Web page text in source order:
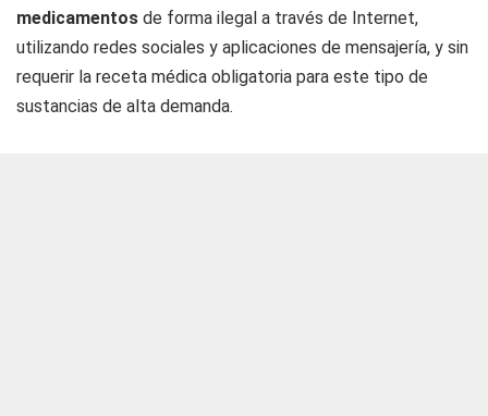
medicamentos de forma ilegal a través de Internet,
utilizando redes sociales y aplicaciones de mensajería, y sin
requerir la receta médica obligatoria para este tipo de
sustancias de alta demanda.